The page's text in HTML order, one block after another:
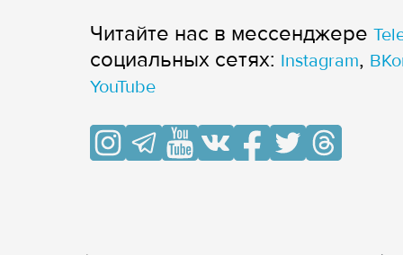
Читайте нас в мессенджере
cоциальных сетях: Instagram,
YouTube